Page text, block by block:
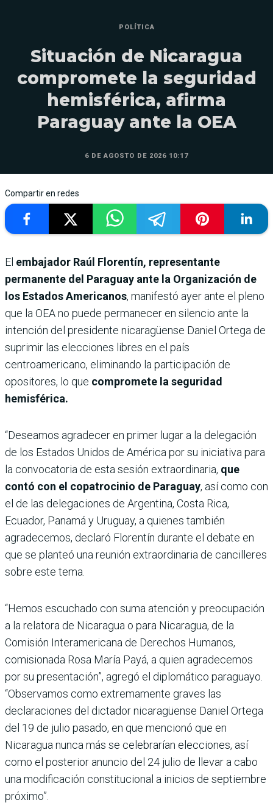
POLÍTICA
Situación de Nicaragua
compromete la seguridad
hemisférica, afirma
Paraguay ante la OEA
6 DE AGOSTO DE 2026 10:17
Compartir en redes
El embajador Raúl Florentín, representante
permanente del Paraguay ante la Organización de
los Estados Americanos, manifestó ayer ante el pleno
que la OEA no puede permanecer en silencio ante la
intención del presidente nicaragüense Daniel Ortega de
suprimir las elecciones libres en el país
centroamericano, eliminando la participación de
opositores, lo que compromete la seguridad
hemisférica.
“Deseamos agradecer en primer lugar a la delegación
de los Estados Unidos de América por su iniciativa para
la convocatoria de esta sesión extraordinaria, que
contó con el copatrocinio de Paraguay, así como con
el de las delegaciones de Argentina, Costa Rica,
Ecuador, Panamá y Uruguay, a quienes también
agradecemos, declaró Florentín durante el debate en
que se planteó una reunión extraordinaria de cancilleres
sobre este tema.
“Hemos escuchado con suma atención y preocupación
a la relatora de Nicaragua o para Nicaragua, de la
Comisión Interamericana de Derechos Humanos,
comisionada Rosa María Payá, a quien agradecemos
por su presentación”, agregó el diplomático paraguayo.
“Observamos como extremamente graves las
declaraciones del dictador nicaragüense Daniel Ortega
del 19 de julio pasado, en que mencionó que en
Nicaragua nunca más se celebrarían elecciones, así
como el posterior anuncio del 24 julio de llevar a cabo
una modificación constitucional a inicios de septiembre
próximo”.